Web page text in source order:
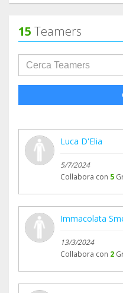
15 Teamers
Luca D'Elia
5/7/2024
Collabora con 5
Immacolata
13/3/2024
Collabora con 2